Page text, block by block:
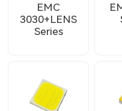
EMC
3030+LENS
Series